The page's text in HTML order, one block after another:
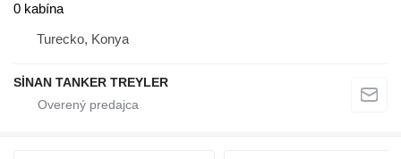
0 kabína
Turecko, Konya
SİNAN TANKER TREYLER